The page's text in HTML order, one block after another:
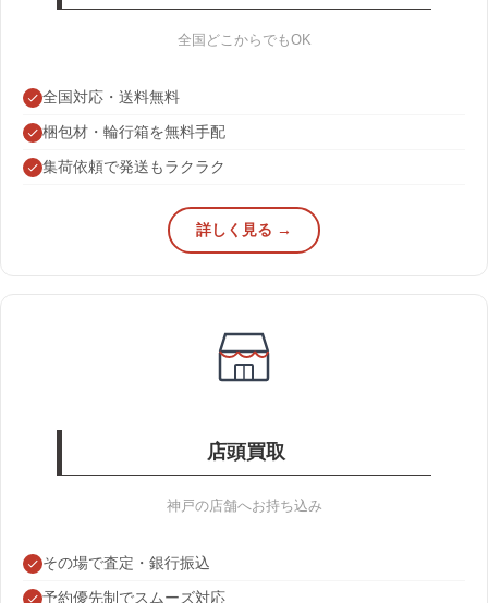
全国どこからでもOK
全国対応・送料無料
梱包材・輪行箱を無料手配
集荷依頼で発送もラクラク
詳しく見る →
店頭買取
神戸の店舗へお持ち込み
その場で査定・銀行振込
予約優先制でスムーズ対応